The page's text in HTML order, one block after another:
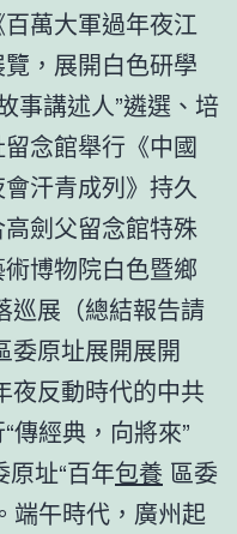
萬大軍過年夜江
，展開白色研學
事講述人”遴選、培
念館舉行《中國
汗青成列》持久
劍父留念館特殊
博物院白色暨鄉
巡展（總結報告請
委原址展開展開
反動時代的中共
傳經典，向將來”
址“百年包養 區委
端午時代，廣州起